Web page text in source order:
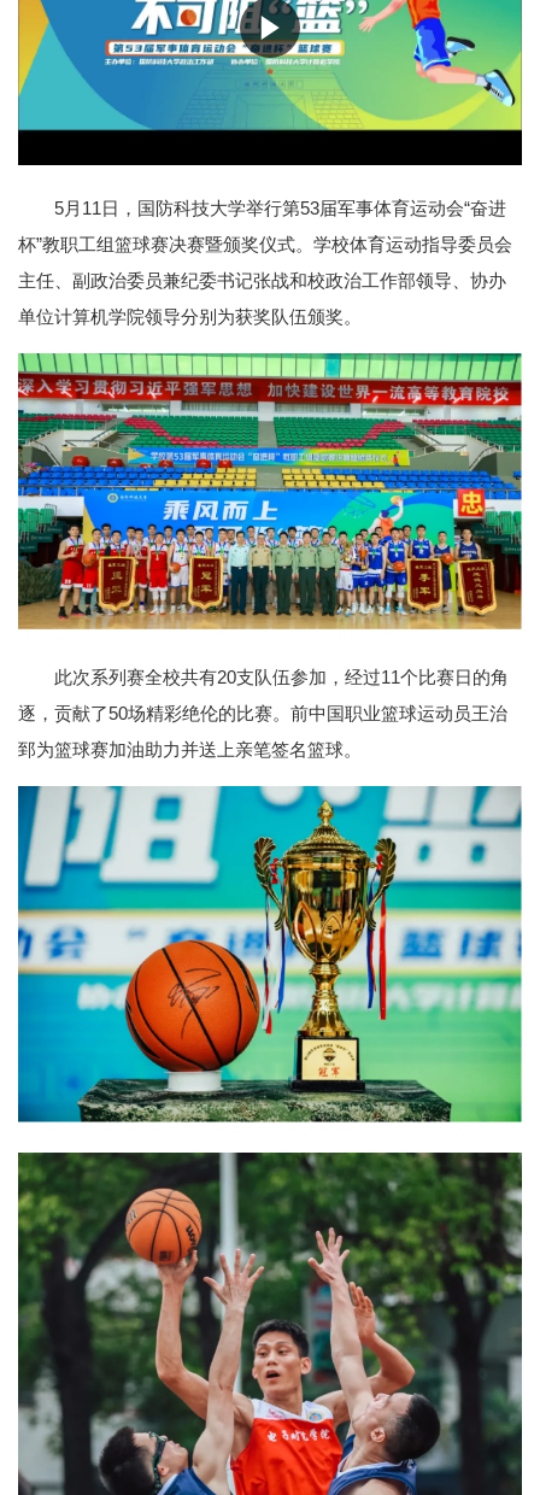
5月11日，国防科技大学举行第53届军事体育运动会“奋进
杯”教职工组篮球赛决赛暨颁奖仪式。学校体育运动指导委员会
主任、副政治委员兼纪委书记张战和校政治工作部领导、协办
单位计算机学院领导分别为获奖队伍颁奖。
此次系列赛全校共有20支队伍参加，经过11个比赛日的角
逐，贡献了50场精彩绝伦的比赛。前中国职业篮球运动员王治
郅为篮球赛加油助力并送上亲笔签名篮球。